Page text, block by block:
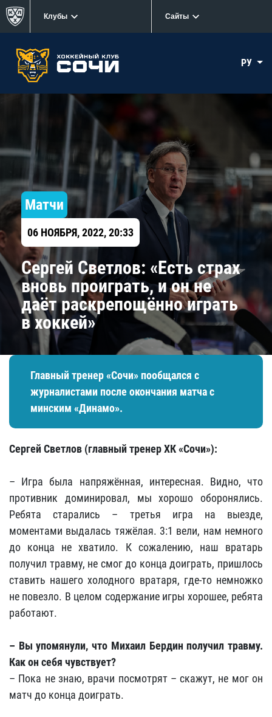
Клубы Сайты
РУ
Матчи
06 НОЯБРЯ, 2022, 20:33
Сергей Светлов: «Есть страх
вновь проиграть, и он не
даёт раскрепощённо играть
в хоккей»
Главный тренер «Сочи» пообщался с
журналистами после окончания матча с
минским «Динамо».
Сергей Светлов (главный тренер ХК «Сочи»):
– Игра была напряжённая, интересная. Видно, что
противник доминировал, мы хорошо оборонялись.
Ребята старались – третья игра на выезде,
моментами выдалась тяжёлая. 3:1 вели, нам немного
до конца не хватило. К сожалению, наш вратарь
получил травму, не смог до конца доиграть, пришлось
ставить нашего холодного вратаря, где-то немножко
не повезло. В целом содержание игры хорошее, ребята
работают.
– Вы упомянули, что Михаил Бердин получил травму.
Как он себя чувствует?
– Пока не знаю, врачи посмотрят – скажут, не мог он
матч до конца доиграть.